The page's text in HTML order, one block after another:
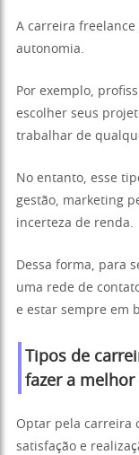
A carreira
autonomia.
Por exemplo,
escolher seus
trabalhar de
No entanto, esse
gestão, marketing
incerteza de renda.
Dessa forma, para
uma rede de
e estar sempre em
Tipos de
fazer a melhor
Optar pela carreira
satisfação e